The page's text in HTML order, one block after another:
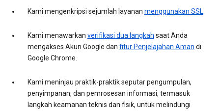
Kami mengenkripsi sejumlah layanan menggunakan SSL.
Kami menawarkan verifikasi dua langkah saat Anda
mengakses Akun Google dan fitur Penjelajahan Aman di
Google Chrome.
Kami meninjau praktik-praktik seputar pengumpulan,
penyimpanan, dan pemrosesan informasi, termasuk
langkah keamanan teknis dan fisik, untuk melindungi